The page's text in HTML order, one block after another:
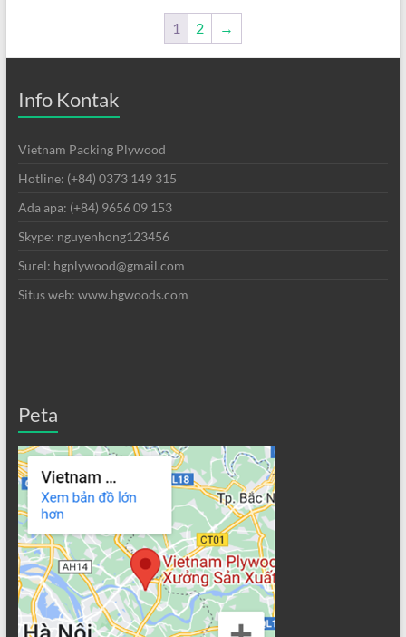
1 2 →
Info Kontak
Vietnam Packing Plywood
Hotline: (+84) 0373 149 315
Ada apa: (+84) 9656 09 153
Skype: nguyenhong123456
Surel: hgplywood@gmail.com
Situs web: www.hgwoods.com
Peta